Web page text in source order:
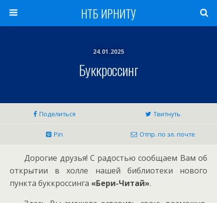
НТБ ИРНИТУ
24.01.2025
Буккроссинг
Поделиться Твитнуть
Pin Отпр. по эл. почте
Дорогие друзья! С радостью сообщаем Вам об
открытии в холле нашей библиотеки нового
пункта буккроссинга «Бери-Читай».